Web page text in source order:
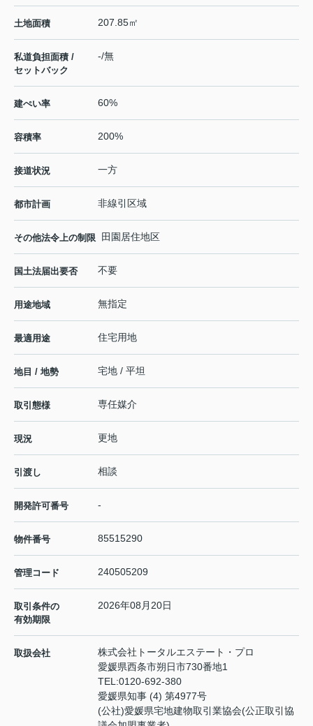
土地面積 207.85㎡
私道負担面積 /
セットバック
-/無
建ぺい率 60%
容積率 200%
接道状況 一方
都市計画 非線引区域
その他法令上の制限 田園居住地区
国土法届出要否 不要
用途地域 無指定
最適用途 住宅用地
地目 / 地勢 宅地 / 平坦
取引態様 専任媒介
現況 更地
引渡し 相談
開発許可番号 -
物件番号 85515290
管理コード 240505209
取引条件の
有効期限
2026年08月20日
取扱会社
株式会社トータルエステート・プロ
愛媛県西条市朔日市730番地1
TEL:0120-692-380
愛媛県知事 (4) 第4977号
(公社)愛媛県宅地建物取引業協会(公正取引協